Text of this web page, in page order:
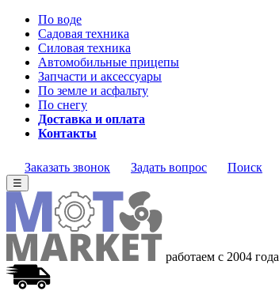
По воде
Садовая техника
Силовая техника
Автомобильные прицепы
Запчасти и аксессуары
По земле и асфальту
По снегу
Доставка и оплата
Контакты
Заказать звонок Задать вопрос Поиск
☰
работаем с 2004 года